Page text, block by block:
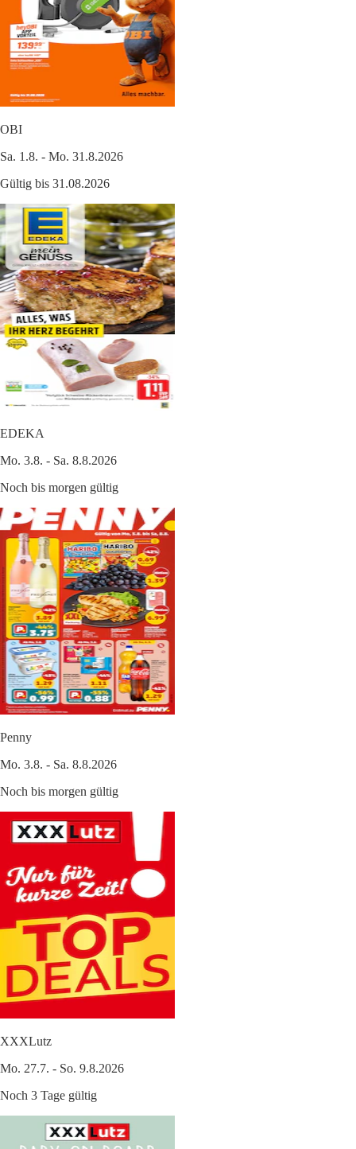
OBI
Sa. 1.8. - Mo. 31.8.2026
Gültig bis 31.08.2026
EDEKA
Mo. 3.8. - Sa. 8.8.2026
Noch bis morgen gültig
Penny
Mo. 3.8. - Sa. 8.8.2026
Noch bis morgen gültig
XXXLutz
Mo. 27.7. - So. 9.8.2026
Noch 3 Tage gültig